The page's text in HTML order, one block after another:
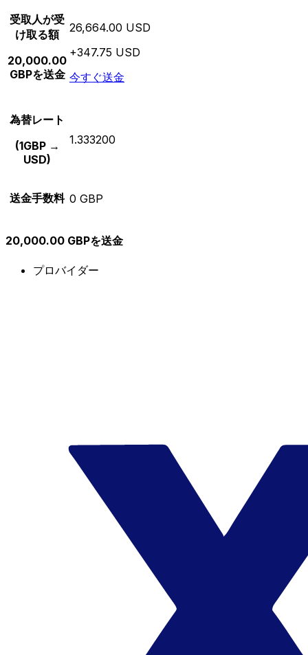
受取人が受
け取る額
20,000.00
GBPを送金
26,664.00 USD
+347.75 USD
今すぐ送金
為替レート
(1GBP →
USD)
1.333200
送金手数料 0 GBP
20,000.00 GBPを送金
プロバイダー